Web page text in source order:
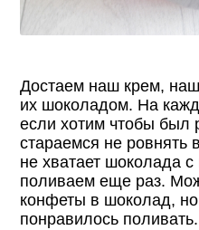
Достаем наш крем,
их шоколадом. На
если хотим чтобы был
стараемся не ровнять
не хватает шоколада с
поливаем еще раз.
конфеты в шоколад,
понравилось поливать.